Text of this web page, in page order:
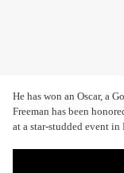
He has won an Oscar, a
Freeman has been
at a star-studded event in